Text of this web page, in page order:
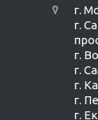
г.
г.
г.
г.
г.
г.
г.